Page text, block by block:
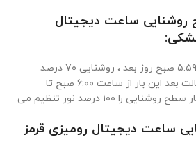
روشنایی ساعت دیجیتال
از ساعت ۷ بعد از ظهر تا ۵:۵۹ صبح روز بعد ، روشنایی ۷۰ درصد
کاهش پیدا میکند ، در حالت بعد این بار از ساعت ۶:۰۰ صبح تا
ساعت دیجیتال رومیزی قرمز